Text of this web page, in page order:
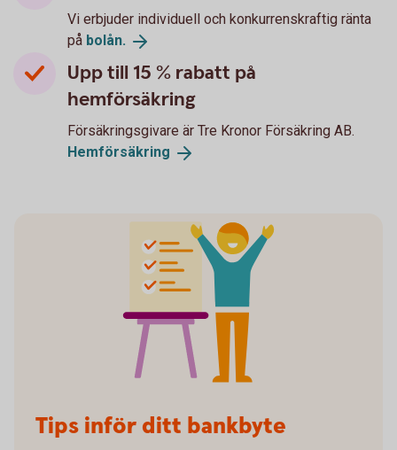
Vi erbjuder individuell och konkurrenskraftig ränta
på bolån.
Upp till 15 % rabatt på
hemförsäkring
Försäkringsgivare är Tre Kronor Försäkring AB.
Hemförsäkring
Tips inför ditt bankbyte